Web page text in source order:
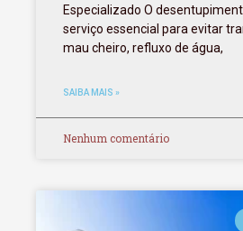
Especializado O
serviço essencial para evitar
mau cheiro, refluxo de água,
SAIBA MAIS »
Nenhum comentário